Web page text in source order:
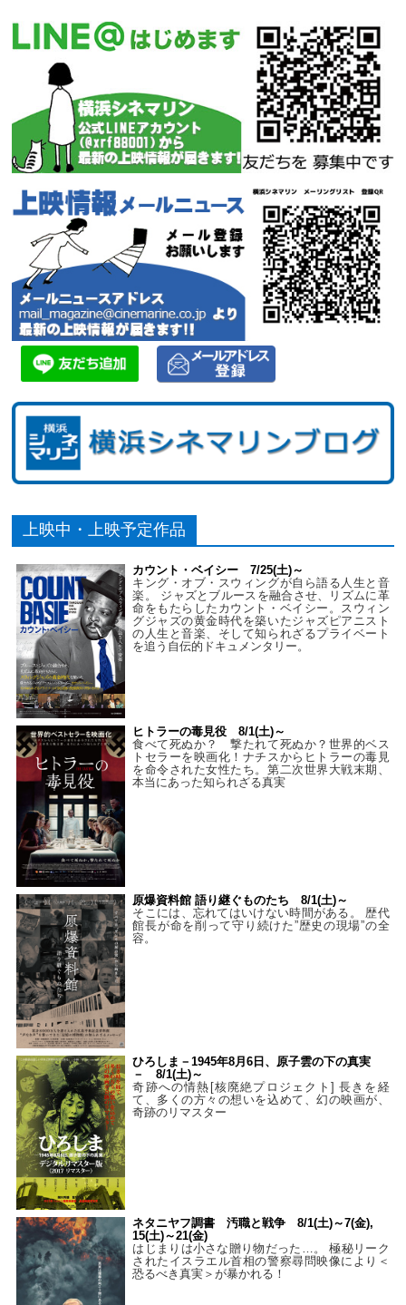
上映中・上映予定作品
カウント・ベイシー 7/25(土)～
キング・オブ・スウィングが自ら語る人生と音
楽。 ジャズとブルースを融合させ、リズムに革
命をもたらしたカウント・ベイシー。スウィン
グジャズの黄金時代を築いたジャズピアニスト
の人生と音楽、そして知られざるプライベート
を追う自伝的ドキュメンタリー。
ヒトラーの毒見役 8/1(土)～
食べて死ぬか？ 撃たれて死ぬか？世界的ベス
トセラーを映画化！ナチスからヒトラーの毒見
を命令された女性たち。第二次世界大戦末期、
本当にあった知られざる真実
原爆資料館 語り継ぐものたち 8/1(土)～
そこには、忘れてはいけない時間がある。 歴代
館長が命を削って守り続けた”歴史の現場”の全
容。
ひろしま－1945年8月6日、原子雲の下の真実
－ 8/1(土)～
奇跡への情熱[核廃絶プロジェクト] 長きを経
て、多くの方々の想いを込めて、幻の映画が、
奇跡のリマスター
ネタニヤフ調書 汚職と戦争 8/1(土)～7(金),
15(土)～21(金)
はじまりは小さな贈り物だった…。 極秘リーク
されたイスラエル首相の警察尋問映像により＜
恐るべき真実＞が暴かれる！